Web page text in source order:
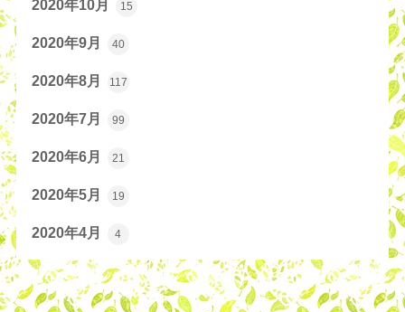
2020年10月 15
2020年9月 40
2020年8月 117
2020年7月 99
2020年6月 21
2020年5月 19
2020年4月 4